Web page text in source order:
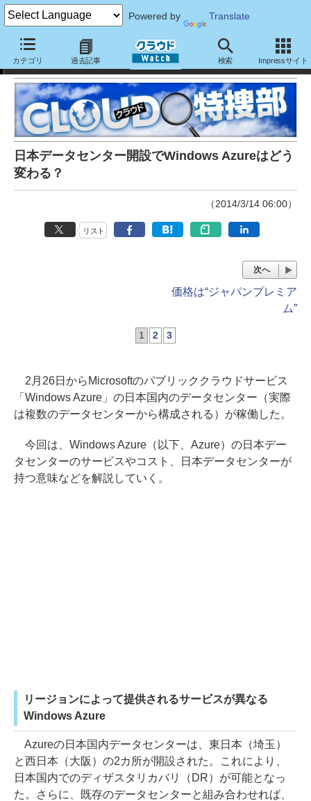
Powered by Translate
カテゴリ 過去記事 検索 Impressサイト
クラウド特捜部
日本データセンター開設でWindows Azureはどう
変わる？
（2014/3/14 06:00）
リスト
次へ
価格は“ジャパンプレミア
ム”
1 2 3
2月26日からMicrosoftのパブリッククラウドサービス
「Windows Azure」の日本国内のデータセンター（実際
は複数のデータセンターから構成される）が稼働した。
今回は、Windows Azure（以下、Azure）の日本デー
タセンターのサービスやコスト、日本データセンターが
持つ意味などを解説していく。
リージョンによって提供されるサービスが異なる
Windows Azure
Azureの日本国内データセンターは、東日本（埼玉）
と西日本（大阪）の2カ所が開設された。これにより、
日本国内でのディザスタリカバリ（DR）が可能となっ
た。さらに、既存のデータセンターと組み合わせれば、